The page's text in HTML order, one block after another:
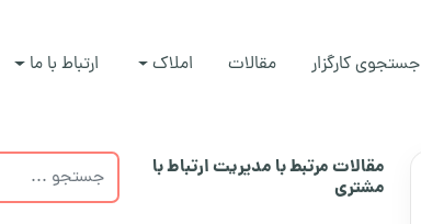
جستجوی کارگزار مقالات املاک ارتباط با ما
مقالات مرتبط با مدیریت ارتباط با
مشتری